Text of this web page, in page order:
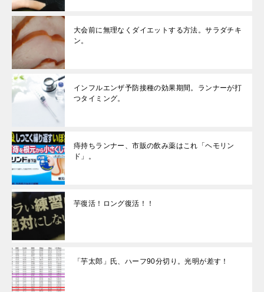
大会前に無理なくダイエットする方法。サラダチキ
ン。
インフルエンザ予防接種の効果期間。ランナーが打
つタイミング。
痔持ちランナー、市販の飲み薬はこれ「ヘモリン
ド」。
芋復活！ロング復活！！
「芋太郎」氏、ハーフ90分切り。光明が差す！